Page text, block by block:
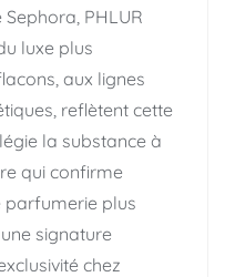
PHLUR
luxe plus
aux lignes
reflètent cette
la substance à
qui confirme
parfumerie plus
signature
chez